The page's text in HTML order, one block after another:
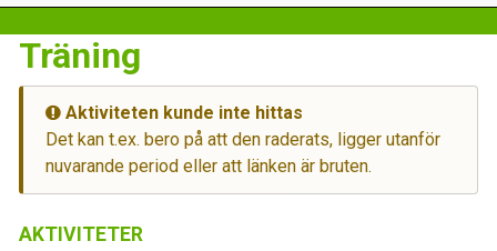
AKTIVITETER
Träning
Aktiviteten kunde inte hittas
Det kan t.ex. bero på att den raderats, ligger utanför
nuvarande period eller att länken är bruten.